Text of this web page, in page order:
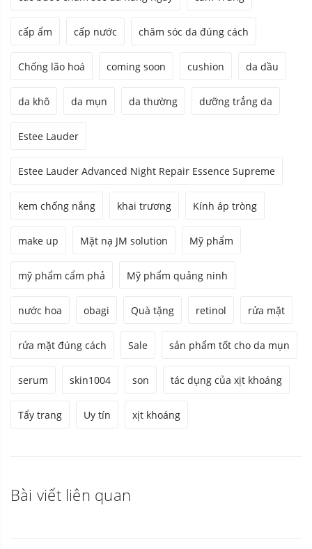
cấp ẩm cấp nước chăm sóc da đúng cách
Chống lão hoá coming soon cushion da dầu
da khô da mụn da thường dưỡng trắng da
Estee Lauder
Estee Lauder Advanced Night Repair Essence Supreme
kem chống nắng khai trương Kính áp tròng
make up Mặt nạ JM solution Mỹ phẩm
mỹ phẩm cẩm phả Mỹ phẩm quảng ninh
nước hoa obagi Quà tặng retinol rửa mặt
rửa mặt đúng cách Sale sản phẩm tốt cho da mụn
serum skin1004 son tác dụng của xịt khoáng
Tẩy trang Uy tín xịt khoáng
Bài viết liên quan